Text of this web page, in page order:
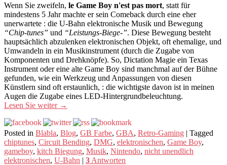
Wenn Sie zweifeln, le Game Boy n'est pas mort, statt für
mindestens 5 Jahr machte er sein Comeback durch eine eher
unerwartete : die U-Bahn elektronische Musik und Bewegung
“Chip-tunes” und “Leistungs-Biege-”. Diese Bewegung besteht
hauptsächlich abzulenken elektronischen Objekt, oft ehemalige, und
Umwandeln in ein Musikinstrument (durch die Zugabe von
Komponenten und Drehknöpfe). So, Dictation Magie ein Texas
Instrument oder eine alte Game Boy sind manchmal auf der Bühne
gefunden, wie ein Werkzeug und Anpassungen von diesen
Künstlern sind oft erstaunlich, : die wichtigste davon ist in meinen
Augen die Zugabe eines LED-Hintergrundbeleuchtung.
Lesen Sie weiter →
Posted in Blabla, Blog, GB Farbe, GBA, Retro-Gaming | Tagged
chiptunes, Circuit Bending, DMG, elektronischen, Game Boy,
gameboy, kitch Biegung, Musik, Nintendo, nicht unendlich
elektronischen, U-Bahn | 3 Antworten